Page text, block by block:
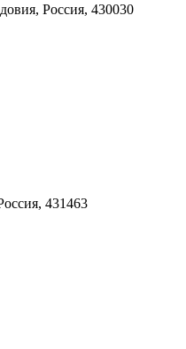
Россия, 430030
431463